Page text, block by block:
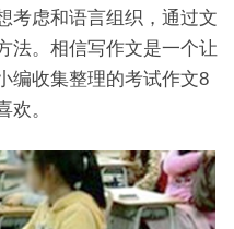
考虑和语言组织，通过文
法。相信写作文是一个让
编收集整理的考试作文8
欢。